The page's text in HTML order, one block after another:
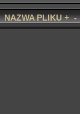
NAZWA PLIKU+-